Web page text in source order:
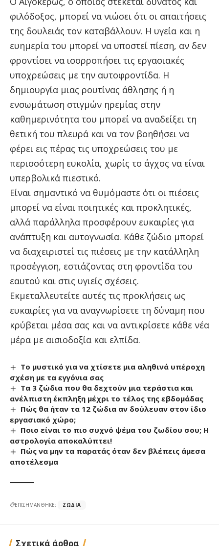
φιλόδοξος, μπορεί να νιώσει ότι οι απαιτήσεις
της δουλειάς τον καταβάλλουν. Η υγεία και η
ευημερία του μπορεί να υποστεί πίεση, αν δεν
φροντίσει να ισορροπήσει τις εργασιακές
υποχρεώσεις με την αυτοφροντίδα. Η
δημιουργία μιας ρουτίνας άθλησης ή η
ενσωμάτωση στιγμών ηρεμίας στην
καθημερινότητα του μπορεί να αναδείξει τη
θετική του πλευρά και να τον βοηθήσει να
φέρει εις πέρας τις υποχρεώσεις του με
περισσότερη ευκολία, χωρίς το άγχος να είναι
υπερβολικά πιεστικό.
Είναι σημαντικό να θυμόμαστε ότι οι πιέσεις
μπορεί να είναι ποιητικές και προκλητικές,
αλλά παράλληλα προσφέρουν ευκαιρίες για
ανάπτυξη και αυτογνωσία. Κάθε ζώδιο μπορεί
να διαχειριστεί τις πιέσεις με την κατάλληλη
προσέγγιση, εστιάζοντας στη φροντίδα του
εαυτού και στις υγιείς σχέσεις.
Εκμεταλλευτείτε αυτές τις προκλήσεις ως
ευκαιρίες για να αναγνωρίσετε τη δύναμη που
κρύβεται μέσα σας και να αντικρίσετε κάθε νέα
μέρα με αισιοδοξία και ελπίδα.
Το μυστικό για να χτίσετε μια αληθινά υπέροχη
σχέση με τα εγγόνια σας
Τα 3 ζώδια που θα δεχτούν μια τεράστια και
ανέλπιστη έκπληξη μέχρι το τέλος της εβδομάδας
Πώς θα ήταν τα 12 ζώδια αν δούλευαν στον ίδιο
εργασιακό χώρο;
Ποιο είναι το πιο συχνό ψέμα του ζωδίου σου; Η
αστρολογία αποκαλύπτει!
Πώς να μην τα παρατάς όταν δεν βλέπεις άμεσα
αποτέλεσμα
ΕΠΙΣΗΜΑΝΘΗΚΕ: ΖΏΔΙΑ
Σχετικά άρθρα